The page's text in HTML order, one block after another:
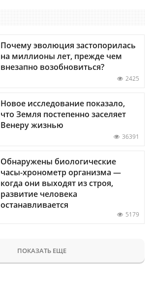
Почему эволюция застопорилась
на миллионы лет, прежде чем
внезапно возобновиться?
2425
Новое исследование показало,
что Земля постепенно заселяет
Венеру жизнью
36391
Обнаружены биологические
часы-хронометр организма —
когда они выходят из строя,
развитие человека
останавливается
5179
ПОКАЗАТЬ ЕЩЕ